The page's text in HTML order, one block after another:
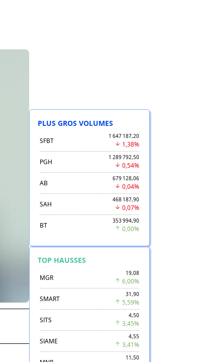
PLUS GROS VOLUMES
SFBT
1 647 187,20
1,38%
PGH
1 289 792,50
0,54%
AB
679 128,06
0,04%
SAH
468 187,90
0,07%
BT
353 994,90
0,00%
TOP HAUSSES
MGR
19,08
6,00%
SMART
31,90
5,59%
SITS
4,50
3,45%
SIAME
4,55
3,41%
11,50